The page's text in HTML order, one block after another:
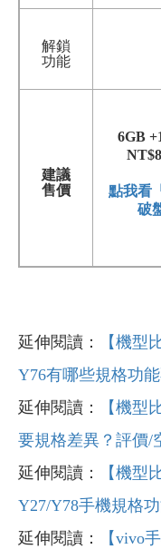
解鎖
功能
建議
售價
6GB
點我看
破
延伸閱讀：
【機型
Y76有哪些規格功能
延伸閱讀：
【機型
要規格差異？評價/
延伸閱讀：
【機型
Y27/Y78手機規格
延伸閱讀：
【vivo